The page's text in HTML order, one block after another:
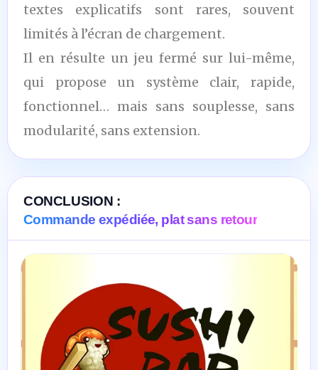
textes explicatifs sont rares, souvent
limités à l’écran de chargement.
Il en résulte un jeu fermé sur lui-même,
qui propose un système clair, rapide,
fonctionnel… mais sans souplesse, sans
modularité, sans extension.
CONCLUSION :
Commande expédiée, plat sans retour